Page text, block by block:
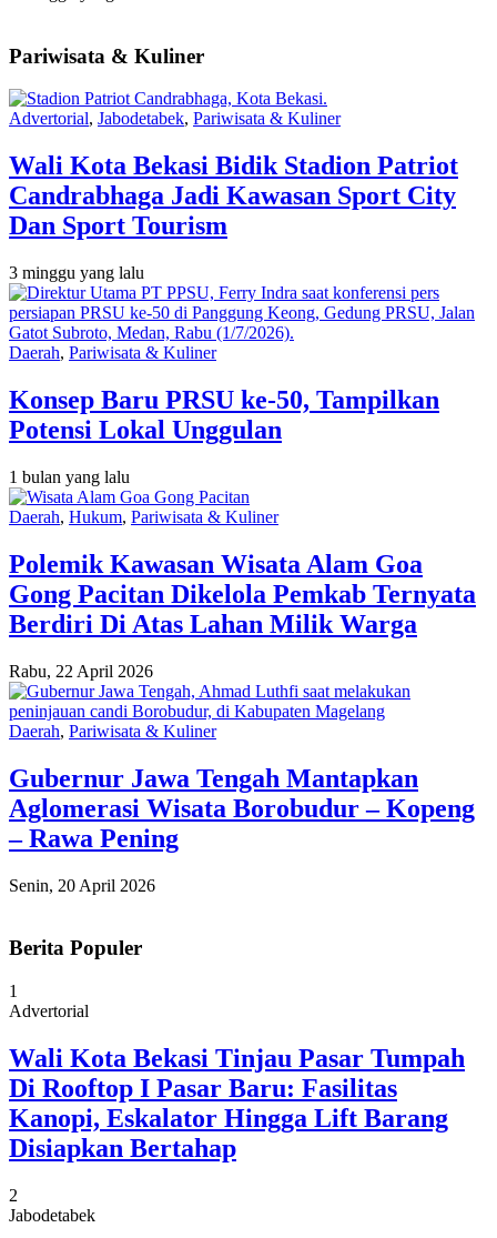
Pariwisata & Kuliner
Advertorial, Jabodetabek, Pariwisata & Kuliner
Wali Kota Bekasi Bidik Stadion Patriot
Candrabhaga Jadi Kawasan Sport City
Dan Sport Tourism
3 minggu yang lalu
Daerah, Pariwisata & Kuliner
Konsep Baru PRSU ke-50, Tampilkan
Potensi Lokal Unggulan
1 bulan yang lalu
Daerah, Hukum, Pariwisata & Kuliner
Polemik Kawasan Wisata Alam Goa
Gong Pacitan Dikelola Pemkab Ternyata
Berdiri Di Atas Lahan Milik Warga
Rabu, 22 April 2026
Daerah, Pariwisata & Kuliner
Gubernur Jawa Tengah Mantapkan
Aglomerasi Wisata Borobudur – Kopeng
– Rawa Pening
Senin, 20 April 2026
Berita Populer
1
Advertorial
Wali Kota Bekasi Tinjau Pasar Tumpah
Di Rooftop I Pasar Baru: Fasilitas
Kanopi, Eskalator Hingga Lift Barang
Disiapkan Bertahap
2
Jabodetabek